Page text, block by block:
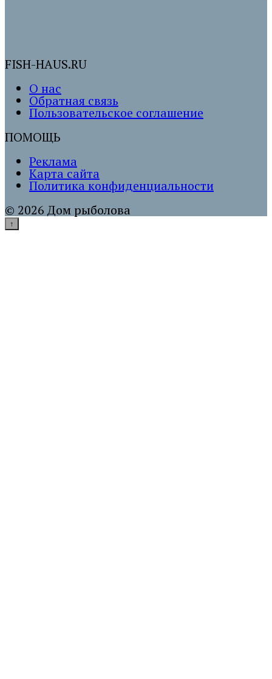
FISH-HAUS.RU
О нас
Обратная связь
Пользовательское соглашение
ПОМОЩЬ
Реклама
Карта сайта
Политика конфиденциальности
© 2026 Дом рыболова